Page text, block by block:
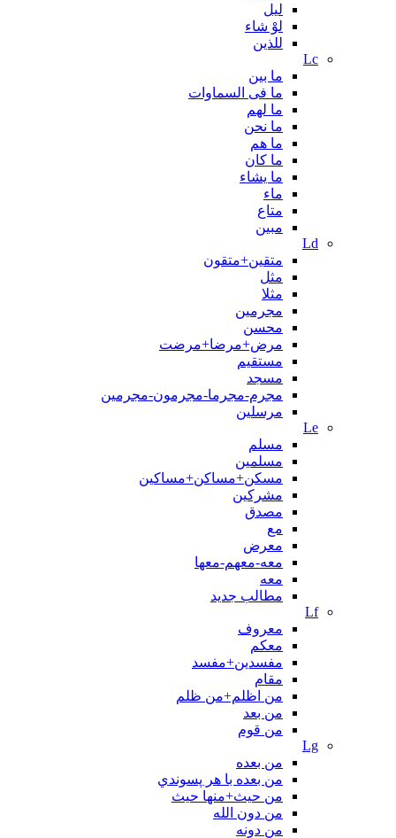
لیل
لوْ شاء
للذين
Lc
ما بین
ما فی السماوات
ما لهم
ما نحن
ما هم
ما کان
ما یشاء
ماء
متاع
مبين
Ld
متقین+متقون
مثل
مثلا
مجرمین
محسن
مرض+مرضا+مرضت
مستقیم
مسجد
مجرم-مجرما-مجرمون-مجرمين
مرسلین
Le
مسلم
مسلمین
مسکن+مساکن+مساکین
مشرکین
مصدق
مع
معرض
معه-معهم-معها
معه
مطالب جدید
Lf
معروف
معکم
مفسدین+مفسد
مقام
من اظلم+من ظلم
من بعد
من قوم
Lg
من بعده
من بعده با هر پسوندي
من حیث+منها حیث
من دون الله
من دونه